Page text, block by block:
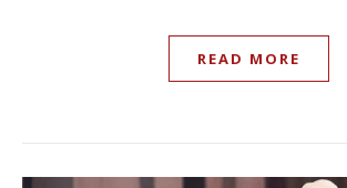
READ MORE